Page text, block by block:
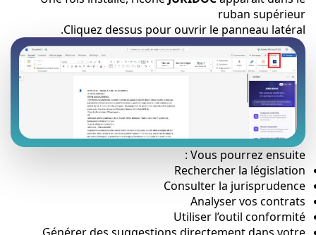
ruban supérieur
Cliquez dessus pour ouvrir le panneau latéral.
Vous pourrez ensuite :
Rechercher la législation
Consulter la jurisprudence
Analyser vos contrats
Utiliser l’outil conformité